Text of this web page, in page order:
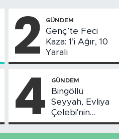
2 GÜNDEM
Genç’te Feci
Kaza: 1’i Ağır, 10
Yaralı
4 GÜNDEM
Bingöllü
Seyyah, Evliya
Çelebi'nin
Bahsettiği
Bingöl'deki O